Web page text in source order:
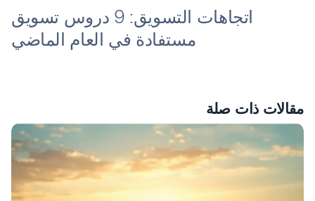
اتجاهات التسويق: 9 دروس تسويق
مستفادة في العام الماضي
مقالات ذات صلة